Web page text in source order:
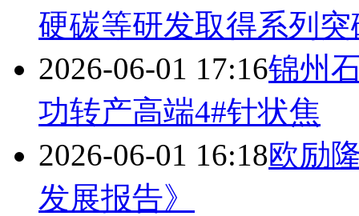
硬碳等研发取得系列
2026-06-01 17:16锦州
功转产高端4#针状焦
2026-06-01 16:18欧励
发展报告》